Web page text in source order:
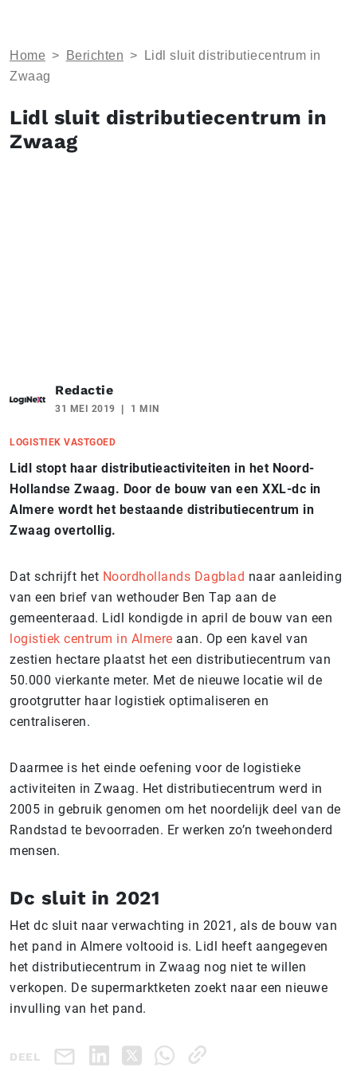
Home > Berichten >
Lidl sluit distributiecentrum in
Zwaag
Lidl sluit distributiecentrum in
Zwaag
Redactie
31 MEI 2019 1 MIN
LOGISTIEK VASTGOED
Lidl stopt haar distributieactiviteiten in het Noord-
Hollandse Zwaag. Door de bouw van een XXL-dc in
Almere wordt het bestaande distributiecentrum in
Zwaag overtollig.
Dat schrijft het Noordhollands Dagblad naar aanleiding
van een brief van wethouder Ben Tap aan de
gemeenteraad. Lidl kondigde in april de bouw van een
logistiek centrum in Almere aan. Op een kavel van
zestien hectare plaatst het een distributiecentrum van
50.000 vierkante meter. Met de nieuwe locatie wil de
grootgrutter haar logistiek optimaliseren en
centraliseren.
Daarmee is het einde oefening voor de logistieke
activiteiten in Zwaag. Het distributiecentrum werd in
2005 in gebruik genomen om het noordelijk deel van de
Randstad te bevoorraden. Er werken zo’n tweehonderd
mensen.
Dc sluit in 2021
Het dc sluit naar verwachting in 2021, als de bouw van
het pand in Almere voltooid is. Lidl heeft aangegeven
het distributiecentrum in Zwaag nog niet te willen
verkopen. De supermarktketen zoekt naar een nieuwe
invulling van het pand.
DEEL